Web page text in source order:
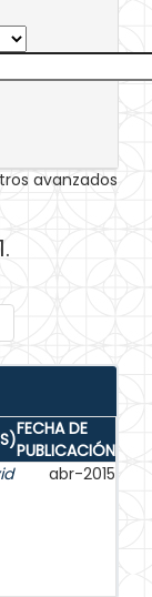
avanzados
FECHA DE
PUBLICACIÓN
abr-2015